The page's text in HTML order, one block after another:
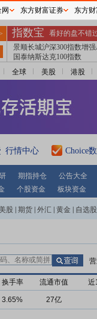
全球 美股 港股
行情中心 Choice
期指持仓 公告大全
个股资金 板块资金
股 期货 外汇 黄金 自选股
换手率 流通市值 近
3.65% 27亿
东方财富证券 东方